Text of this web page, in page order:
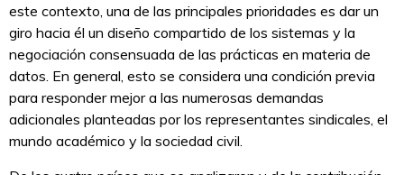
este contexto, una de las principales prioridades es dar un
giro hacia él un diseño compartido de los sistemas y la
negociación consensuada de las prácticas en materia de
datos. En general, esto se considera una condición previa
para responder mejor a las numerosas demandas
adicionales planteadas por los representantes sindicales, el
mundo académico y la sociedad civil.